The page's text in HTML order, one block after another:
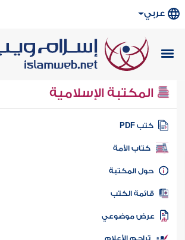
عربي
المكتبة الإسلامية
كتب PDF
كتاب الأمة
المكتبة
الكتب